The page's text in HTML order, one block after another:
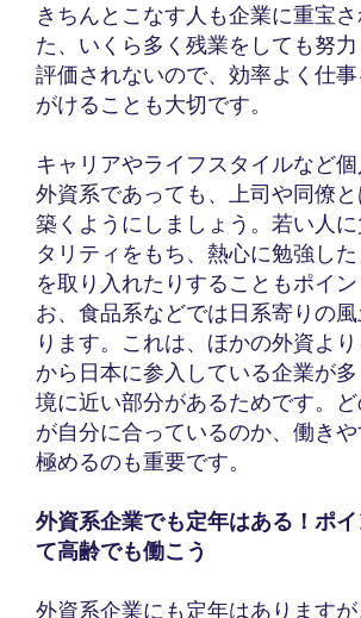
きちんとこなす人も企業に重宝
た、いくら多く残業をしても努
評価されないので、効率よく仕
がけることも大切です。
キャリアやライフスタイルなど
外資系であっても、上司や同僚
築くようにしましょう。若い人
タリティをもち、熱心に勉強し
を取り入れたりすることもポイ
お、食品系などでは日系寄りの
ります。これは、ほかの外資よ
から日本に参入している企業が
境に近い部分があるためです。
が自分に合っているのか、働き
極めるのも重要です。
外資系企業でも定年はある！ポイ
て高齢でも働こう
外資系企業にも定年はあります